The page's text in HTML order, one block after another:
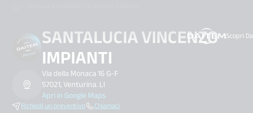
Scopri
search.label
SANTALUCIA VINCENZO
IMPIANTI
Via della Monaca 16 G-F
57021, Venturina. LI
Apri in Google Maps
Richiedi un preventivo Chiamaci